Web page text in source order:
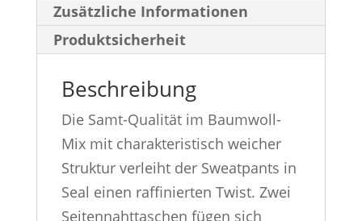
Zusätzliche Informationen
Produktsicherheit
Beschreibung
Die Samt-Qualität im Baumwoll-
Mix mit charakteristisch weicher
Struktur verleiht der Sweatpants in
Seal einen raffinierten Twist. Zwei
Seitennahttaschen fügen sich